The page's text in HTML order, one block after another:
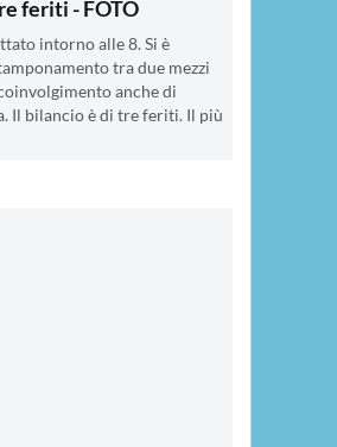
feriti - FOTO
intorno alle 8. Si è
tra due mezzi
anche di
Il bilancio è di tre feriti. Il più